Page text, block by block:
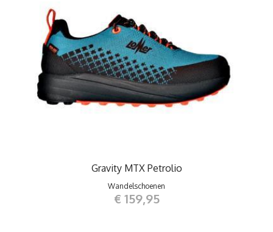
Gravity MTX Petrolio
Wandelschoenen
€ 159,95